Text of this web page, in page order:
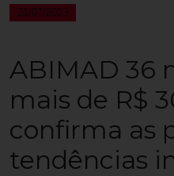
21/07/2023
ABIMAD 36
mais de R$
confirma as
tendências